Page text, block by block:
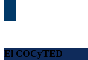
El COCyTED